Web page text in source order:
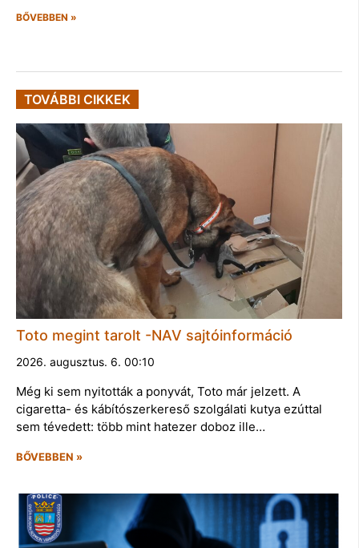
BŐVEBBEN »
TOVÁBBI CIKKEK
Toto megint tarolt -NAV sajtóinformáció
2026. augusztus. 6. 00:10
Még ki sem nyitották a ponyvát, Toto már jelzett. A
cigaretta- és kábítószerkereső szolgálati kutya ezúttal
sem tévedett: több mint hatezer doboz ille…
BŐVEBBEN »